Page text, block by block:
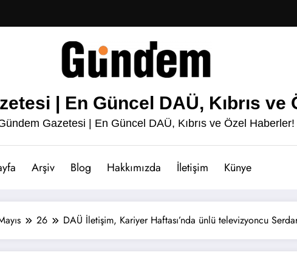
| En Güncel DAÜ, Kıbrıs ve
Gazetesi | En Güncel DAÜ, Kıbrıs ve Özel Haberler!
Arşiv Blog Hakkımızda İletişim Künye
26 DAÜ İletişim, Kariyer Haftası’nda ünlü televizyoncu